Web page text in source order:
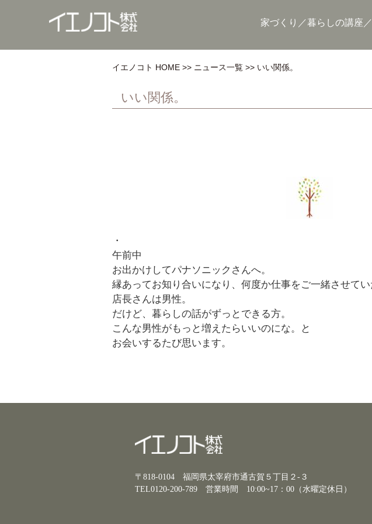
家づくり 暮らしの講座
イエノコト HOME ニュース一覧 いい関係。
いい関係。
・
午前中
お出かけしてパナソニックさんへ。
縁あってお知り合いになり、何度か仕事をご一緒させてい
店長さんは男性。
だけど、暮らしの話がずっとできる方。
こんな男性がもっと増えたらいいのにな。と
お会いするたび思います。
〒818-0104 福岡県太宰府市通古賀５丁目２-３
TEL0120-200-789 営業時間 10:00~17：00（水曜定休日）